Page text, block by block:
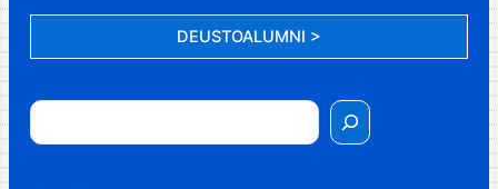
DEUSTOALUMNI >